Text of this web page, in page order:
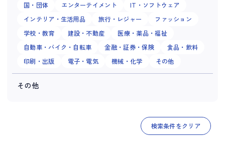
国・団体 エンターテイメント
IT・ソフトウェア
インテリア・生活用品
旅行・レジャー
ファッション
学校・教育
建設・不動産
医療・薬品・福祉
自動車・バイク・自転車
金融・証券・保険
食品・飲料
印刷・出版
電子・電気 機械・化学 その他
その他
検索条件をクリア